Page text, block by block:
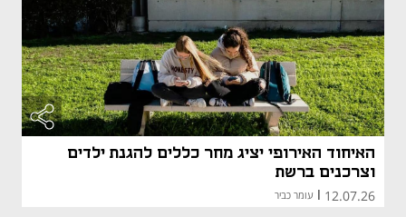
האיחוד האירופי יציג מחר כללים להגנת ילדים
וצרכנים ברשת
12.07.26 עומר כביר